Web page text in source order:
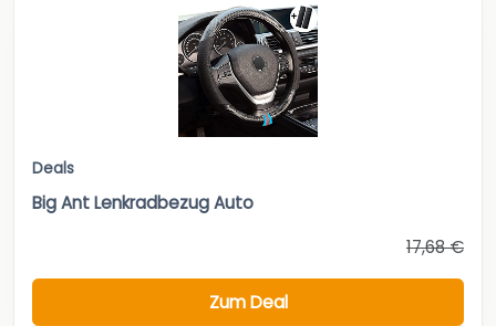
Deals
Big Ant Lenkradbezug Auto
17,68 €
Zum Deal